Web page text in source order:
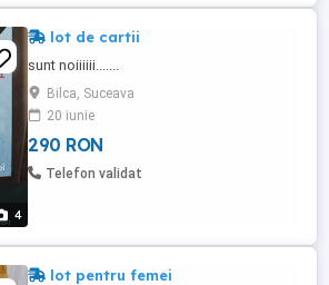
4
lot de cartii
sunt noiiiiii.......
Bilca, Suceava
20 iunie
290 RON
Telefon validat
lot pentru femei